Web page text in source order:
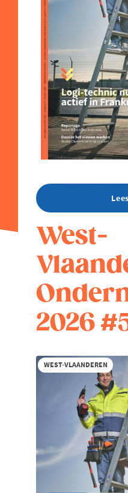
West-
2026
WEST-VLAANDEREN